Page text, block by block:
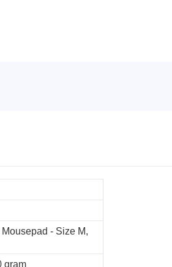
- Size M,
gram